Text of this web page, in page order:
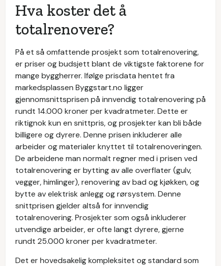
Hva koster det å
totalrenovere?
På et så omfattende prosjekt som totalrenovering,
er priser og budsjett blant de viktigste faktorene for
mange byggherrer. Ifølge prisdata hentet fra
markedsplassen Byggstart.no ligger
gjennomsnittsprisen på innvendig totalrenovering på
rundt 14.000 kroner per kvadratmeter. Dette er
riktignok kun en snittpris, og prosjekter kan bli både
billigere og dyrere. Denne prisen inkluderer alle
arbeider og materialer knyttet til totalrenoveringen.
De arbeidene man normalt regner med i prisen ved
totalrenovering er bytting av alle overflater (gulv,
vegger, himlinger), renovering av bad og kjøkken, og
bytte av elektrisk anlegg og rørsystem. Denne
snittprisen gjelder altså for innvendig
totalrenovering. Prosjekter som også inkluderer
utvendige arbeider, er ofte langt dyrere, gjerne
rundt 25.000 kroner per kvadratmeter.
Det er hovedsakelig kompleksitet og standard som